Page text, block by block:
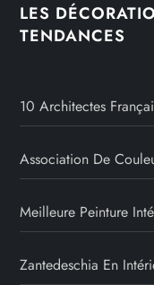
LES
TENDANCES
10 Architectes
Association De
Meilleure Peinture
Zantedeschia En